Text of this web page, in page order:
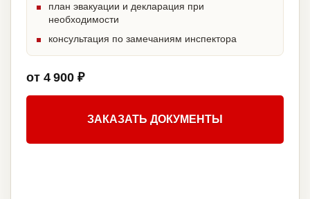
план эвакуации и декларация при
необходимости
консультация по замечаниям инспектора
от 4 900 ₽
ЗАКАЗАТЬ ДОКУМЕНТЫ